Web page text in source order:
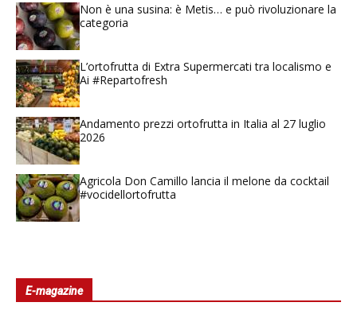
Non è una susina: è Metis… e può rivoluzionare la
categoria
L’ortofrutta di Extra Supermercati tra localismo e
Ai #Repartofresh
Andamento prezzi ortofrutta in Italia al 27 luglio
2026
Agricola Don Camillo lancia il melone da cocktail
#vocidellortofrutta
E-magazine